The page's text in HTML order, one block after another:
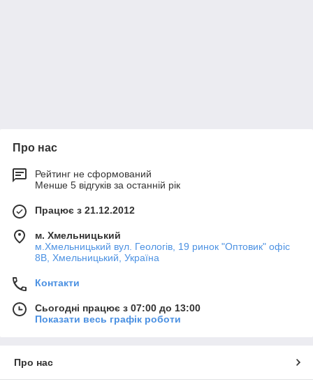
Про нас
Рейтинг не сформований
Менше 5 відгуків за останній рік
Працює з 21.12.2012
м. Хмельницький
м.Хмельницький вул. Геологів, 19 ринок "Оптовик" офіс
8В, Хмельницький, Україна
Контакти
Сьогодні працює з 07:00 до 13:00
Показати весь графік роботи
Про нас